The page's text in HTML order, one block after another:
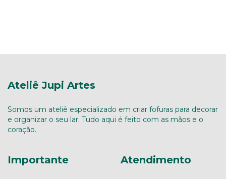
Ateliê Jupi Artes
Somos um ateliê especializado em criar fofuras para decorar
e organizar o seu lar. Tudo aqui é feito com as mãos e o
coração.
Importante Atendimento